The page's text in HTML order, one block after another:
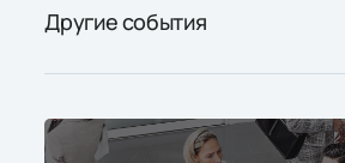
Другие события